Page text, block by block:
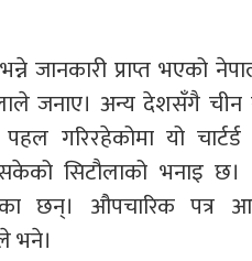
जानकारी प्राप्त भएको
जनाए। अन्य देशसँगै
गरिरहेकोमा यो
सिटौलाको भनाइ छ।
छन्। औपचारिक पत्र
भने।